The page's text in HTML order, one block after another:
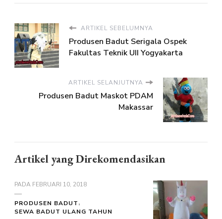
ARTIKEL SEBELUMNYA
Produsen Badut Serigala Ospek
Fakultas Teknik UII Yogyakarta
ARTIKEL SELANJUTNYA
Produsen Badut Maskot PDAM
Makassar
Artikel yang Direkomendasikan
PADA FEBRUARI 10, 2018
PRODUSEN BADUT
SEWA BADUT ULANG TAHUN